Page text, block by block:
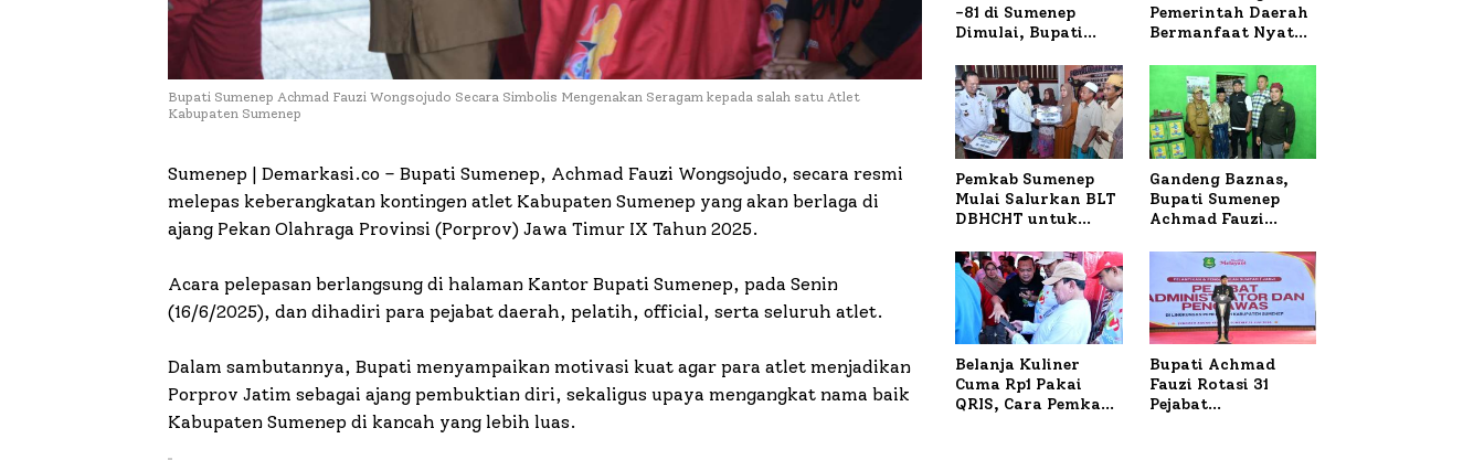
Bupati Sumenep Achmad Fauzi Wongsojudo Secara Simbolis Mengenakan Seragam kepada salah satu Atlet
Kabupaten Sumenep
Sumenep | Demarkasi.co – Bupati Sumenep, Achmad Fauzi Wongsojudo, secara resmi
melepas keberangkatan kontingen atlet Kabupaten Sumenep yang akan berlaga di
ajang Pekan Olahraga Provinsi (Porprov) Jawa Timur IX Tahun 2025.
Acara pelepasan berlangsung di halaman Kantor Bupati Sumenep, pada Senin
(16/6/2025), dan dihadiri para pejabat daerah, pelatih, official, serta seluruh atlet.
Dalam sambutannya, Bupati menyampaikan motivasi kuat agar para atlet menjadikan
Porprov Jatim sebagai ajang pembuktian diri, sekaligus upaya mengangkat nama baik
Kabupaten Sumenep di kancah yang lebih luas.
-81 di Sumenep
Dimulai, Bupati
Doa untuk Korban
Kapal Terbakar
Pemerintah Daerah
Bermanfaat Nyata
Bupati Sumenep
Tinjau Langsung
Budidaya Lele dan
Ayam Petelur di
Desa Bataal Timur
Pemkab Sumenep
Mulai Salurkan BLT
DBHCHT untuk
Tani Tembakau
Gandeng Baznas,
Bupati Sumenep
Achmad Fauzi
Serahkan Bantuan
Bedah RTLH di Dua
Kecamatan
Belanja Kuliner
Cuma Rp1 Pakai
QRIS, Cara Pemkab
Bupati Achmad
Fauzi Rotasi 31
Pejabat